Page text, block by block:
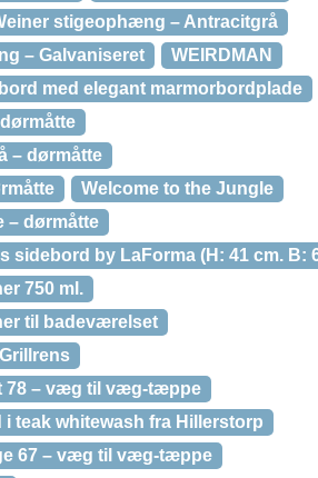
stigeophæng – Antracitgrå
– Galvaniseret
WEIRDMAN
med elegant marmorbordplade
– dørmåtte
Welcome to the Jungle
– dørmåtte
sidebord by LaForma (H: 41 cm. B:
750 ml.
til badeværelset
78 – væg til væg-tæppe
teak whitewash fra Hillerstorp
67 – væg til væg-tæppe